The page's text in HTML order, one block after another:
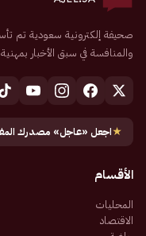
والمنافسة في سبق الأخبار
★اجعل «عاجل» مصدرك
الأقسام
المحليات
الاقتصاد